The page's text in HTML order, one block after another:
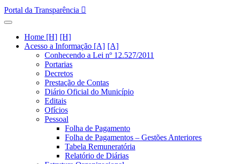
Portal da Transparência
Home [H]
Acesso a Informação [A]
Conhecendo a Lei nº 12.527/2011
Portarias
Decretos
Prestação de Contas
Diário Oficial do Município
Editais
Ofícios
Pessoal
Folha de Pagamento
Folha de Pagamentos – Gestões Anteriores
Tabela Remuneratória
Relatório de Diárias